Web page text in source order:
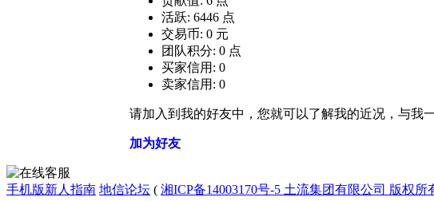
活跃: 6446 点
交易币: 0 元
团队积分: 0 点
买家信用: 0
卖家信用: 0
请加入到我的好友中，您就可以了解我的近况，与我
加为好友
手机版新人指南 地信论坛 ( 湘ICP备14003170号-5 土流集团有限公司 版权所